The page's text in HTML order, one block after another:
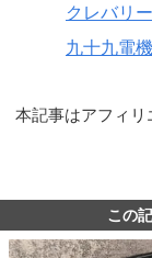
クレバリー
九十九電機
本記事はアフィ
この